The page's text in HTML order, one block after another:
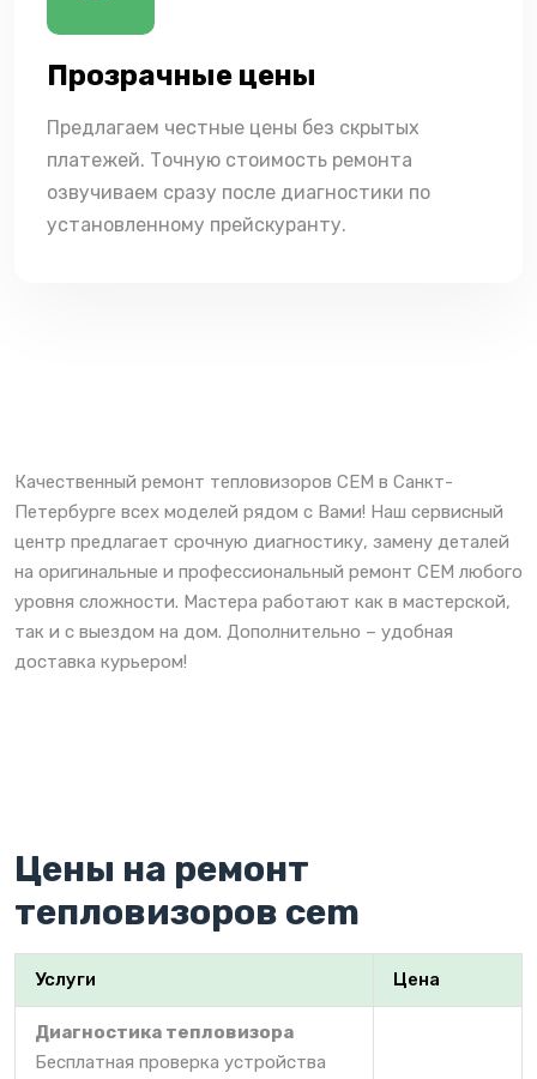
Прозрачные цены
Предлагаем честные цены без скрытых
платежей. Точную стоимость ремонта
озвучиваем сразу после диагностики по
установленному прейскуранту.
Качественный ремонт тепловизоров CEM в Санкт-
Петербурге всех моделей рядом с Вами! Наш сервисный
центр предлагает срочную диагностику, замену деталей
на оригинальные и профессиональный ремонт CEM любого
уровня сложности. Мастера работают как в мастерской,
так и с выездом на дом. Дополнительно – удобная
доставка курьером!
Цены на ремонт
тепловизоров cem
Услуги Цена
Диагностика тепловизора
Бесплатная проверка устройства